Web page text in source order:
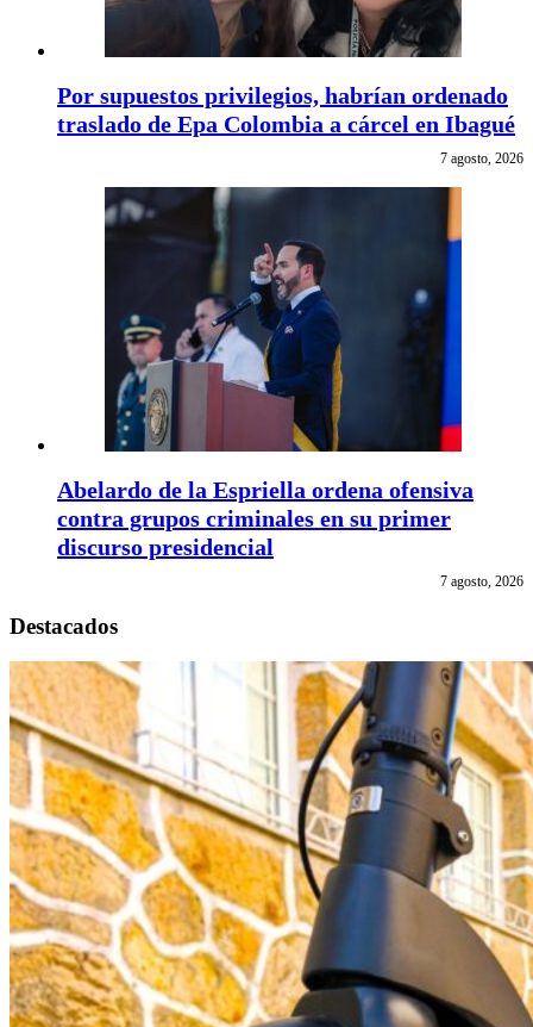
Por supuestos privilegios, habrían ordenado
traslado de Epa Colombia a cárcel en Ibagué
7 agosto, 2026
Abelardo de la Espriella ordena ofensiva
contra grupos criminales en su primer
discurso presidencial
7 agosto, 2026
Destacados